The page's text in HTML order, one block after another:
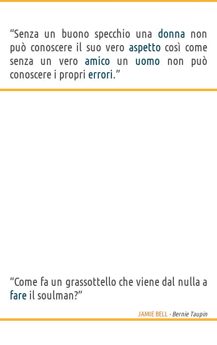
“Senza un buono specchio una donna non
può conoscere il suo vero aspetto così come
senza un vero amico un uomo non può
conoscere i propri errori.”
“Come fa un grassottello che viene dal nulla a
fare il soulman?”
JAMIE BELL - Bernie Taupin